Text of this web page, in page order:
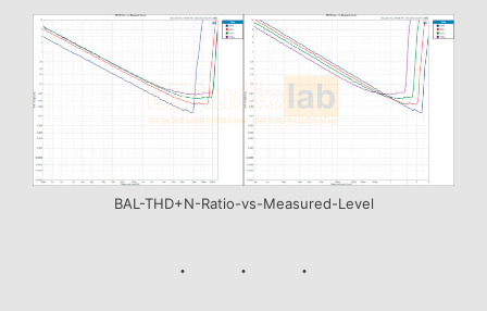
BAL-THD+N-Ratio-vs-Measured-Level